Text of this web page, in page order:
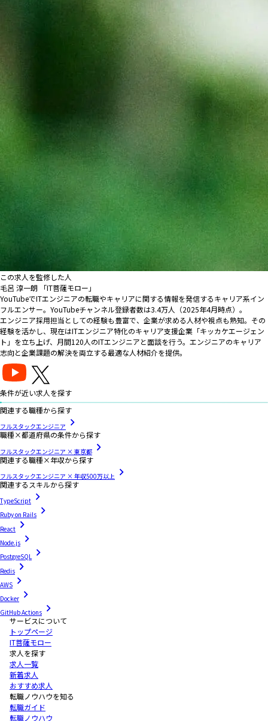
この求人を監修した人
毛呂 淳一朗 「IT菩薩モロー」
YouTubeでITエンジニアの転職やキャリアに関する情報を発信するキャリア系イン
フルエンサー。YouTubeチャンネル登録者数は3.4万人（2025年4月時点）。
エンジニア採用担当としての経験も豊富で、企業が求める人材や視点も熟知。その
経験を活かし、現在はITエンジニア特化のキャリア支援企業「キッカケエージェン
ト」を立ち上げ、月間120人のITエンジニアと面談を行う。エンジニアのキャリア
志向と企業課題の解決を両立する最適な人材紹介を提供。
条件が近い求人を探す
関連する職種から探す
フルスタックエンジニア
職種×都道府県の条件から探す
フルスタックエンジニア × 東京都
関連する職種×年収から探す
フルスタックエンジニア × 年収500万以上
関連するスキルから探す
TypeScript
Ruby on Rails
React
Node.js
PostgreSQL
Redis
AWS
Docker
GitHub Actions
サービスについて
トップページ
IT菩薩モロー
求人を探す
求人一覧
新着求人
おすすめ求人
転職ノウハウを知る
転職ガイド
転職ノウハウ